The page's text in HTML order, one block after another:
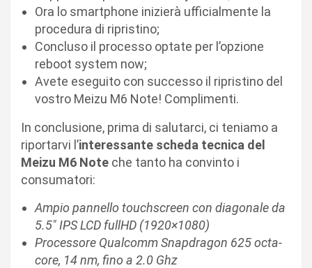
Ora lo smartphone inizierà ufficialmente la
procedura di ripristino;
Concluso il processo optate per l’opzione
reboot system now;
Avete eseguito con successo il ripristino del
vostro Meizu M6 Note! Complimenti.
In conclusione, prima di salutarci, ci teniamo a
riportarvi l’interessante scheda tecnica del
Meizu M6 Note che tanto ha convinto i
consumatori:
Ampio pannello touchscreen con diagonale da
5.5″ IPS LCD fullHD (1920×1080)
Processore Qualcomm Snapdragon 625 octa-
core, 14 nm, fino a 2.0 Ghz